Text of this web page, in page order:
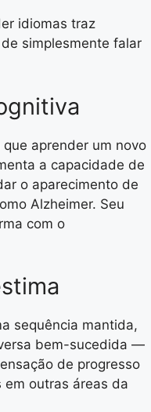
idiomas traz
simplesmente falar
aprender um novo
a capacidade de
o aparecimento de
Alzheimer. Seu
com o
sequência mantida,
bem-sucedida —
de progresso
outras áreas da